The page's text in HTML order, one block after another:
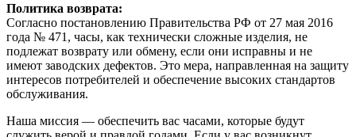
Политика возврата:
Согласно постановлению Правительства РФ от 27 мая 2016
года № 471, часы, как технически сложные изделия, не
подлежат возврату или обмену, если они исправны и не
имеют заводских дефектов. Это мера, направленная на защиту
интересов потребителей и обеспечение высоких стандартов
обслуживания.
Наша миссия — обеспечить вас часами, которые будут